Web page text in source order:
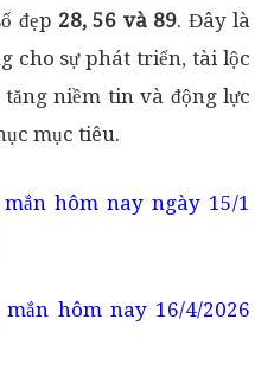
đẹp 28, 56 và 89. Đây là
cho sự phát triển, tài lộc
niềm tin và động lực
mục tiêu.
mắn hôm nay ngày 15/1
mắn hôm nay 16/4/2026